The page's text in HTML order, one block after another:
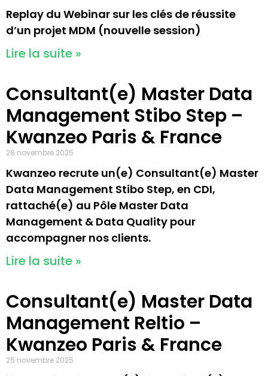
Replay du Webinar sur les clés de réussite
d’un projet MDM (nouvelle session)
Lire la suite »
Consultant(e) Master Data
Management Stibo Step –
Kwanzeo Paris & France
26 novembre 2025
Kwanzeo recrute un(e) Consultant(e) Master
Data Management Stibo Step, en CDI,
rattaché(e) au Pôle Master Data
Management & Data Quality pour
accompagner nos clients.
Lire la suite »
Consultant(e) Master Data
Management Reltio –
Kwanzeo Paris & France
25 novembre 2025